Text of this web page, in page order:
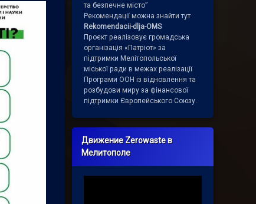
та безпечне місто”
Рекомендації можна знайти тут
Rekomendacii-dlja-OMS
Проєкт реалізовує громадська
організація «Патріот» за
підтримки Мелітопольської
міської ради в межах реалізації
Програми ООН із відновлення та
розбудови миру за фінансової
підтримки Європейського Союзу.
Движение Zerowaste в
Мелитополе